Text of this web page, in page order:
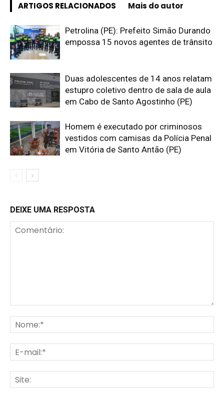
ARTIGOS RELACIONADOS Mais do autor
Petrolina (PE): Prefeito Simão Durando
empossa 15 novos agentes de trânsito
Duas adolescentes de 14 anos relatam
estupro coletivo dentro de sala de aula
em Cabo de Santo Agostinho (PE)
Homem é executado por criminosos
vestidos com camisas da Polícia Penal
em Vitória de Santo Antão (PE)
DEIXE UMA RESPOSTA